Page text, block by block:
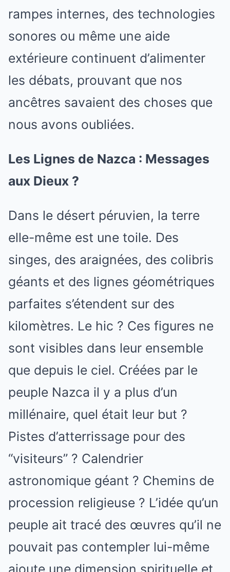
rampes internes, des technologies
sonores ou même une aide
extérieure continuent d’alimenter
les débats, prouvant que nos
ancêtres savaient des choses que
nous avons oubliées.
Les Lignes de Nazca : Messages
aux Dieux ?
Dans le désert péruvien, la terre
elle-même est une toile. Des
singes, des araignées, des colibris
géants et des lignes géométriques
parfaites s’étendent sur des
kilomètres. Le hic ? Ces figures ne
sont visibles dans leur ensemble
que depuis le ciel. Créées par le
peuple Nazca il y a plus d’un
millénaire, quel était leur but ?
Pistes d’atterrissage pour des
“visiteurs” ? Calendrier
astronomique géant ? Chemins de
procession religieuse ? L’idée qu’un
peuple ait tracé des œuvres qu’il ne
pouvait pas contempler lui-même
ajoute une dimension spirituelle et